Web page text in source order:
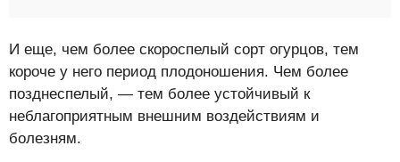
И еще, чем более скороспелый сорт огурцов, тем
короче у него период плодоношения. Чем более
позднеспелый, — тем более устойчивый к
неблагоприятным внешним воздействиям и
болезням.